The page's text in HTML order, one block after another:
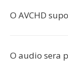
O AVCHD
O audio sera